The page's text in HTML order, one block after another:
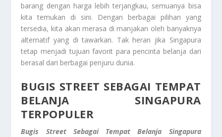
barang dengan harga lebih terjangkau, semuanya bisa
kita temukan di sini. Dengan berbagai pilihan yang
tersedia, kita akan merasa di manjakan oleh banyaknya
alternatif yang di tawarkan. Tak heran jika Singapura
tetap menjadi tujuan favorit para pencinta belanja dari
berasal dari berbagai penjuru dunia.
BUGIS STREET SEBAGAI TEMPAT
BELANJA SINGAPURA
TERPOPULER
Bugis Street Sebagai Tempat Belanja Singapura